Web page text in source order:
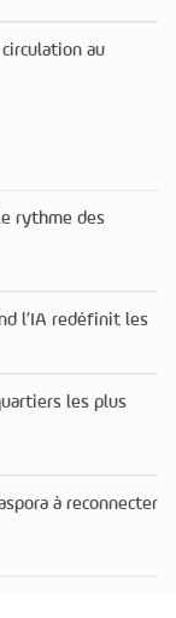
au
rythme des
l’IA redéfinit les
les plus
à reconnecter